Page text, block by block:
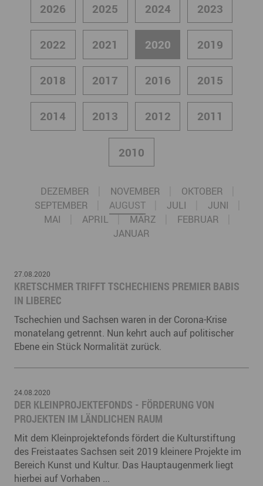
2026 2025 2024 2023
2022 2021 2020 2019
2018 2017 2016 2015
2014 2013 2012 2011
2010
DEZEMBER NOVEMBER
OKTOBER
SEPTEMBER
AUGUST JULI
JUNI
MAI
APRIL MÄRZ
FEBRUAR
JANUAR
27.08.2020
KRETSCHMER TRIFFT TSCHECHIENS PREMIER BABIS
IN LIBEREC
Tschechien und Sachsen waren in der Corona-Krise
monatelang getrennt. Nun kehrt auch auf politischer
Ebene ein Stück Normalität zurück.
24.08.2020
DER KLEINPROJEKTEFONDS - FÖRDERUNG VON
PROJEKTEN IM LÄNDLICHEN RAUM
Mit dem Kleinprojektefonds fördert die Kulturstiftung
des Freistaates Sachsen seit 2019 kleinere Projekte im
Bereich Kunst und Kultur. Das Hauptaugenmerk liegt
hierbei auf Vorhaben ...